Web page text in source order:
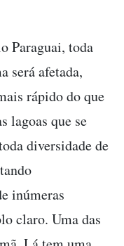
Paraguai, toda
será afetada,
rápido do que
lagoas que se
diversidade de
inúmeras
claro. Uma das